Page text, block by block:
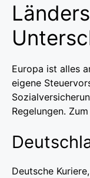
Europa ist alles
eigene
Regelungen.
Deutsche